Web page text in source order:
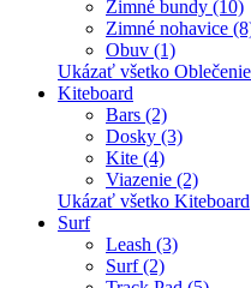
Zimné bundy (10)
Zimné nohavice
Obuv (1)
Ukázať všetko
Kiteboard
Bars (2)
Dosky (3)
Kite (4)
Viazenie (2)
Ukázať všetko Kiteboard
Surf
Leash (3)
Surf (2)